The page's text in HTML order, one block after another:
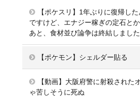
【ポケスリ】1年ぶりに復帰し
ですけど、エナジー稼ぎの定石と
あと、食材並び論争は終結しました
【ポケモン】シェルダー貼る
【動画】大阪府警に射殺された
ゃ苦しそうに死ぬ